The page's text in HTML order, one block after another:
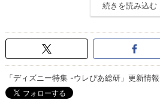
続きを読み込む
「ディズニー特集 -ウレぴあ総研」更新情